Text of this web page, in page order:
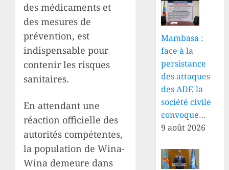
des médicaments et
des mesures de
prévention, est
indispensable pour
contenir les risques
sanitaires.
En attendant une
réaction officielle des
autorités compétentes,
la population de Wina-
Wina demeure dans
Mambasa :
face à la
persistance
des attaques
des ADF, la
société civile
convoque…
9 août 2026